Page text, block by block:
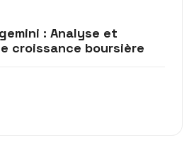
: Analyse et
croissance boursière